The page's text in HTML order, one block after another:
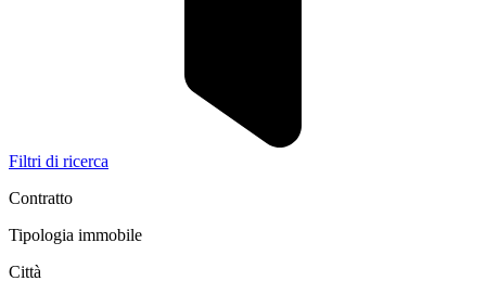
Filtri di ricerca
Contratto
Tipologia immobile
Città